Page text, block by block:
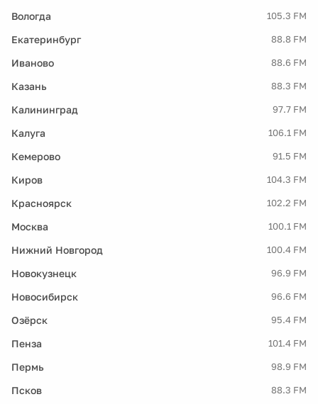
Вологда 105.3 FM
Екатеринбург 88.8 FM
Иваново 88.6 FM
Казань 88.3 FM
Калининград 97.7 FM
Калуга 106.1 FM
Кемерово 91.5 FM
Киров 104.3 FM
Красноярск 102.2 FM
Москва 100.1 FM
Нижний Новгород 100.4 FM
Новокузнецк 96.9 FM
Новосибирск 96.6 FM
Озёрск 95.4 FM
Пенза 101.4 FM
Пермь 98.9 FM
Псков 88.3 FM